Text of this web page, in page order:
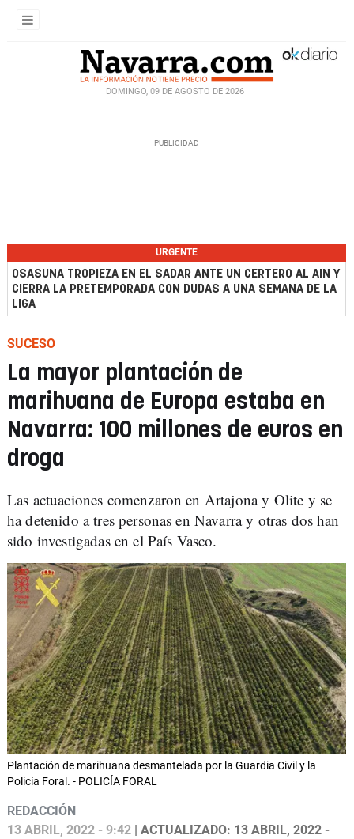
DOMINGO, 09 DE AGOSTO DE 2026
URGENTE
OSASUNA TROPIEZA EN EL SADAR ANTE UN CERTERO AL AIN Y
CIERRA LA PRETEMPORADA CON DUDAS A UNA SEMANA DE LA
LIGA
SUCESO
La mayor plantación de
marihuana de Europa estaba en
Navarra: 100 millones de euros en
droga
Las actuaciones comenzaron en Artajona y Olite y se
ha detenido a tres personas en Navarra y otras dos han
sido investigadas en el País Vasco.
Plantación de marihuana desmantelada por la Guardia Civil y la
Policía Foral. - POLICÍA FORAL
REDACCIÓN
13 ABRIL, 2022 - 9:42 | ACTUALIZADO: 13 ABRIL, 2022 -